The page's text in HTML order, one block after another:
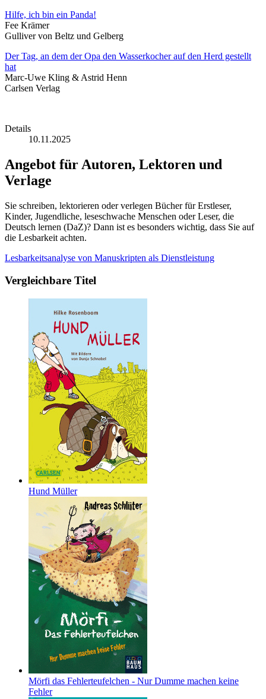
Hilfe, ich bin ein Panda!
Fee Krämer
Gulliver von Beltz und Gelberg
Der Tag, an dem der Opa den Wasserkocher auf den Herd gestellt
hat
Marc-Uwe Kling & Astrid Henn
Carlsen Verlag
Details
10.11.2025
Angebot für Autoren, Lektoren und
Verlage
Sie schreiben, lektorieren oder verlegen Bücher für Erstleser,
Kinder, Jugendliche, leseschwache Menschen oder Leser, die
Deutsch lernen (DaZ)? Dann ist es besonders wichtig, dass Sie auf
die Lesbarkeit achten.
Lesbarkeitsanalyse von Manuskripten als Dienstleistung
Vergleichbare Titel
Hund Müller
Mörfi das Fehlerteufelchen - Nur Dumme machen keine
Fehler